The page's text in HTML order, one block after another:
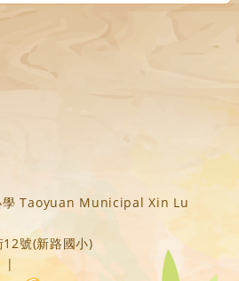
學 Taoyuan Municipal Xin Lu
號(新路國小)
|